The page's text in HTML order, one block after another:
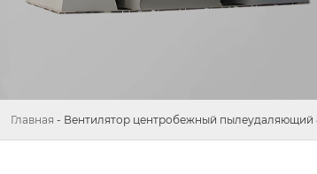
Главная - Вентилятор центробежный пылеудаляющий